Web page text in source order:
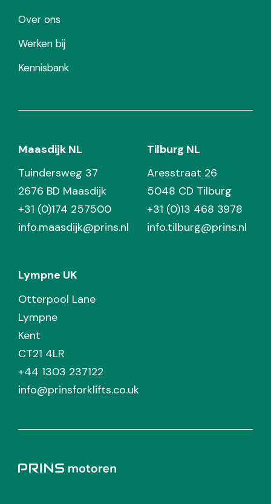
Over ons
Werken bij
Kennisbank
Maasdijk NL
Tuindersweg 37
2676 BD Maasdijk
+31 (0)174 257500
info.maasdijk@prins.nl
Tilburg NL
Aresstraat 26
5048 CD Tilburg
+31 (0)13 468 3978
info.tilburg@prins.nl
Lympne UK
Otterpool Lane
Lympne
Kent
CT21 4LR
+44 1303 237122
info@prinsforklifts.co.uk